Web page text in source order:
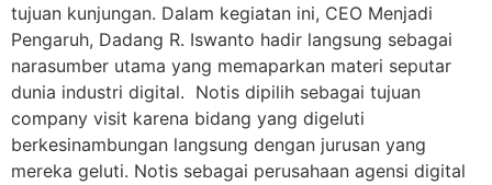
tujuan kunjungan. Dalam kegiatan ini, CEO Menjadi
Pengaruh, Dadang R. Iswanto hadir langsung sebagai
narasumber utama yang memaparkan materi seputar
dunia industri digital. Notis dipilih sebagai tujuan
company visit karena bidang yang digeluti
berkesinambungan langsung dengan jurusan yang
mereka geluti. Notis sebagai perusahaan agensi digital